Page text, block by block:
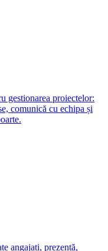
gestionarea proiectelor:
comunică cu echipa și
angajați, prezență,